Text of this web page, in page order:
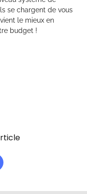
se chargent de vous
le mieux en
budget !